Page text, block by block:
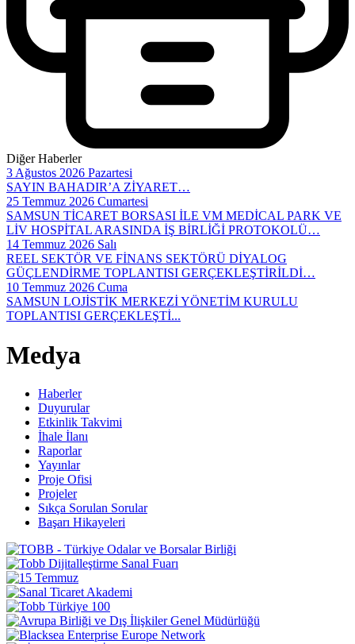
Diğer Haberler
3 Ağustos 2026 Pazartesi
SAYIN BAHADIR’A ZİYARET…
25 Temmuz 2026 Cumartesi
SAMSUN TİCARET BORSASI İLE VM MEDİCAL PARK VE
LİV HOSPİTAL ARASINDA İŞ BİRLİĞİ PROTOKOLÜ…
14 Temmuz 2026 Salı
REEL SEKTÖR VE FİNANS SEKTÖRÜ DİYALOG
GÜÇLENDİRME TOPLANTISI GERÇEKLEŞTİRİLDİ…
10 Temmuz 2026 Cuma
SAMSUN LOJİSTİK MERKEZİ YÖNETİM KURULU
TOPLANTISI GERÇEKLEŞTİ...
Medya
Haberler
Duyurular
Etkinlik Takvimi
İhale İlanı
Raporlar
Yayınlar
Proje Ofisi
Projeler
Sıkça Sorulan Sorular
Başarı Hikayeleri